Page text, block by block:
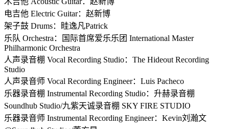
电吉他 Electric Guitar：赵新博
架子鼓 Drums：眭逸凡Patrick
乐队 Orchestra：国际首席爱乐乐团 International Master
Philharmonic Orchestra
人声录音棚 Vocal Recording Studio：The Hideout Recording
Studio
人声录音师 Vocal Recording Engineer：Luis Pacheco
乐器录音棚 Instrumental Recording Studio：升赫录音棚
Soundhub Studio/九紫天诚录音棚 SKY FIRE STUDIO
乐器录音师 Instrumental Recording Engineer：Kevin刘瀚文